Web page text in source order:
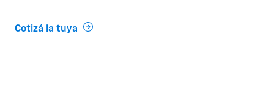
Cotizá la tuya